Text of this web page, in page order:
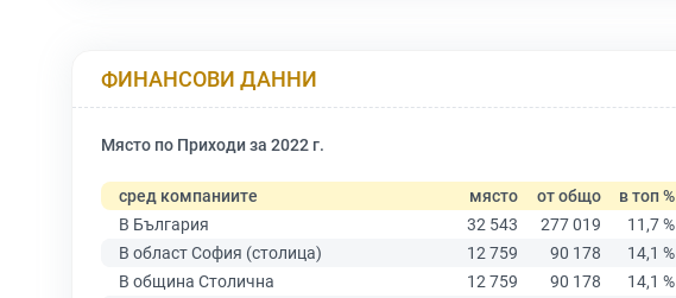
ФИНАНСОВИ ДАННИ
Място по Приходи за 2022 г.
сред компаниите място от общо в топ %
В България
32 543 277 019 11,7 %
В област София (столица)
12 759 90 178 14,1 %
В община Столична
12 759 90 178 14,1 %